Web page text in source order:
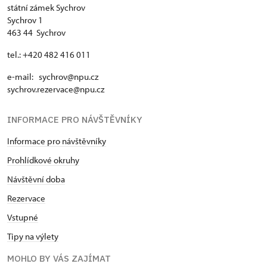
státní zámek Sychrov
Sychrov 1
463 44 Sychrov
tel.: +420 482 416 011
e-mail: sychrov@npu.cz
sychrov.rezervace@npu.cz
INFORMACE PRO NÁVŠTĚVNÍKY
Informace pro návštěvníky
Prohlídkové okruhy
Návštěvní doba
Rezervace
Vstupné
Tipy na výlety
MOHLO BY VÁS ZAJÍMAT